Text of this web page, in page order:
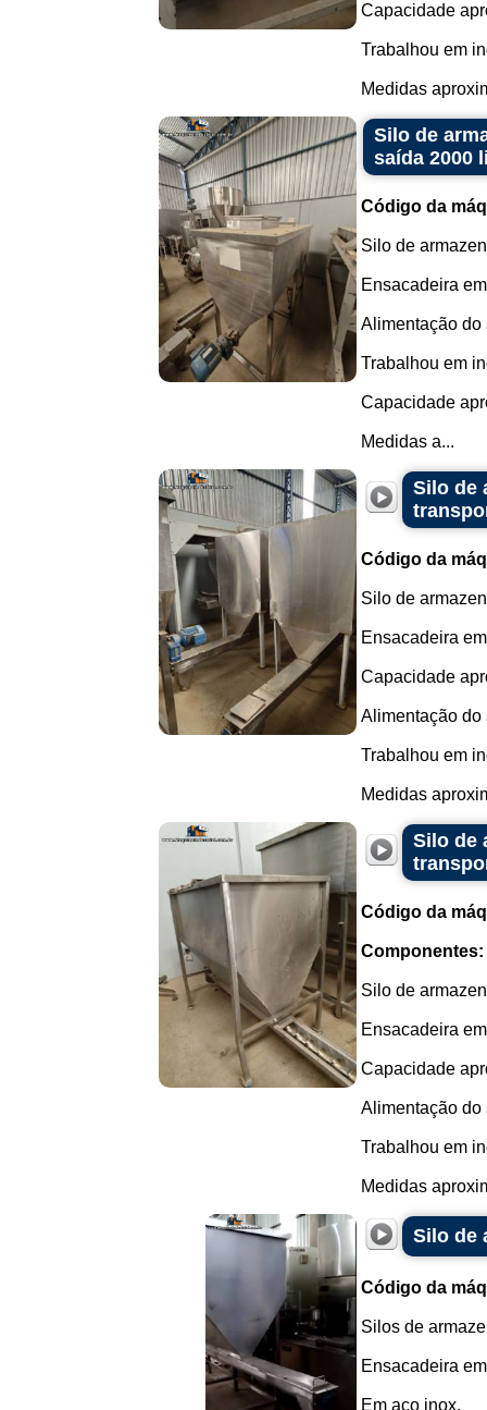
Capacidade
Trabalhou em
Medidas
Silo de
saída 2000
Código da
Silo de
Ensacadeira
Alimentação do
Trabalhou em
Capacidade
Medidas a...
Silo de
Código da
Silo de
Ensacadeira
Capacidade
Alimentação do
Trabalhou em
Medidas
Silo de
Código da
Componentes:
Silo de
Ensacadeira
Capacidade
Alimentação do
Trabalhou em
Medidas
Silo de
Código da
Silos de
Ensacadeira
Em aço inox.